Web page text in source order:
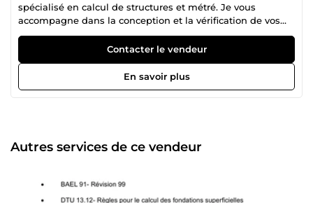
spécialisé en calcul de structures et métré. Je vous
accompagne dans la conception et la vérification de vos
projets de construction. 🔸 Mes compétences : ✔️
Dimensionnement de poutres, poteaux et dalles en béton
armé ✔️ Modélisation et analyse sous Autodesk Robot ✔️
Vérification manuelle des efforts internes ✔️ Métré détaillé
(fondations, poteaux, poutres, dalles) ✔️ Élaboration de
Chaque travail est livré avec une présentation
professionnelle (PDF + Excel si nécessaire).
Contacter le vendeur
En savoir plus
Autres services de ce vendeur